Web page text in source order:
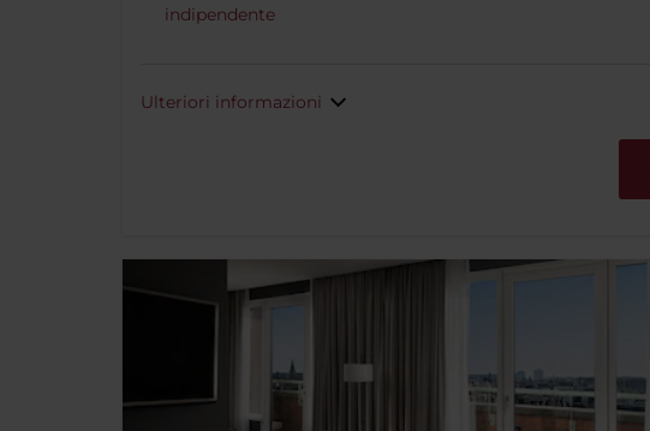
indipendente
Ulteriori informazioni